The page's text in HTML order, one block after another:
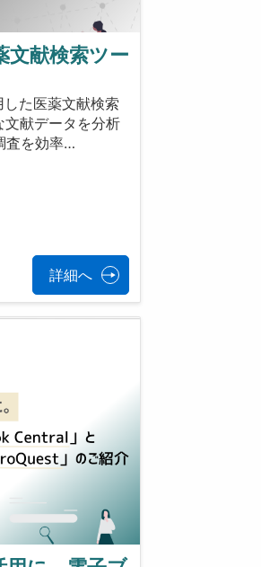
文献検索ツー
た医薬文献検索
文献データを分析
査を効率…
詳細へ